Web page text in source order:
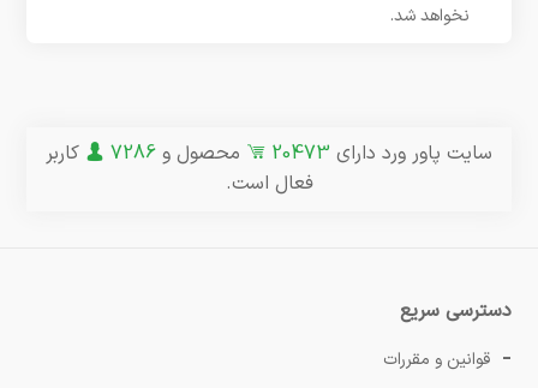
نخواهد شد.
سایت پاور ورد دارای 20473 محصول و 7286
کاربر
فعال است.
دسترسی سریع
قوانین و مقررات